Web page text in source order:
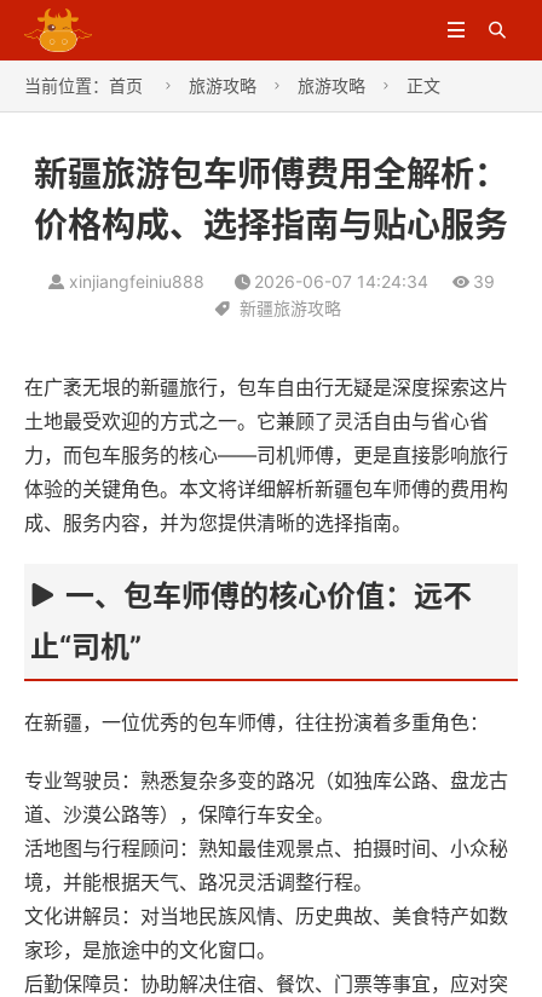


当前位置： 首页  旅游攻略  旅游攻略  正文
新疆旅游包车师傅费用全解析：
价格构成、选择指南与贴心服务
xinjiangfeiniu888 2026-06-07 14:24:34
39
新疆旅游攻略
在广袤无垠的新疆旅行，包车自由行无疑是深度探索这片
土地最受欢迎的方式之一。它兼顾了灵活自由与省心省
力，而包车服务的核心——司机师傅，更是直接影响旅行
体验的关键角色。本文将详细解析新疆包车师傅的费用构
成、服务内容，并为您提供清晰的选择指南。
一、包车师傅的核心价值：远不
止“司机”‌
在新疆，一位优秀的包车师傅，往往扮演着多重角色：
专业驾驶员‌：熟悉复杂多变的路况（如独库公路、盘龙古
道、沙漠公路等），保障行车安全。
活地图与行程顾问‌：熟知最佳观景点、拍摄时间、小众秘
境，并能根据天气、路况灵活调整行程。
文化讲解员‌：对当地民族风情、历史典故、美食特产如数
家珍，是旅途中的文化窗口。
后勤保障员‌：协助解决住宿、餐饮、门票等事宜，应对突